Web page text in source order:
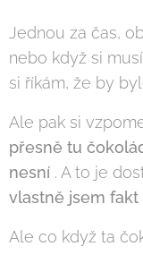
Jednou za čas,
nebo když si
si říkám, že by
Ale pak si
přesně tu
nesní . A to je
vlastně jsem fakt
Ale co když ta